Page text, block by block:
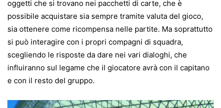
oggetti che si trovano nei pacchetti di carte, che è
possibile acquistare sia sempre tramite valuta del gioco,
sia ottenere come ricompensa nelle partite. Ma soprattutto
si può interagire con i propri compagni di squadra,
scegliendo le risposte da dare nei vari dialoghi, che
influiranno sul legame che il giocatore avrà con il capitano
e con il resto del gruppo.